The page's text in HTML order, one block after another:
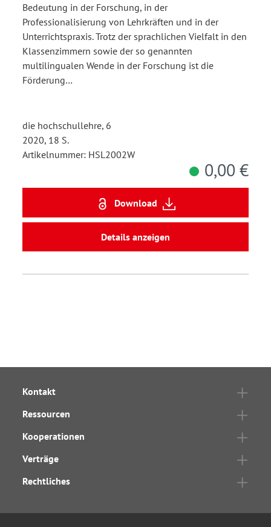
Bedeutung in der Forschung, in der
Professionalisierung von Lehrkräften und in der
Unterrichtspraxis. Trotz der sprachlichen Vielfalt in den
Klassenzimmern sowie der so genannten
multilingualen Wende in der Forschung ist die
Förderung…
die hochschullehre, 6
2020, 18 S.
Artikelnummer: HSL2002W
0,00 €
Download
Details anzeigen
Kontakt
Ressourcen
Kooperationen
Verträge
Rechtliches